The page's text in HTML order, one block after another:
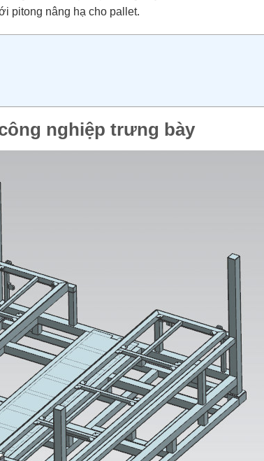
pitong nâng hạ cho pallet.
nghiệp trưng bày